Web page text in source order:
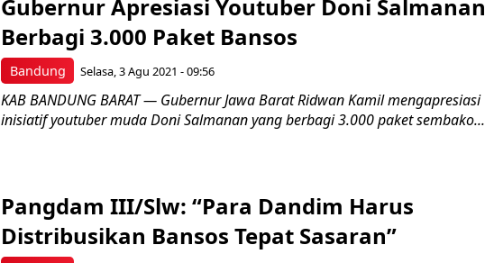
Bandung
Gubernur Apresiasi Youtuber Doni Salmanan
Berbagi 3.000 Paket Bansos
Selasa, 3 Agu 2021 - 09:56
KAB BANDUNG BARAT — Gubernur Jawa Barat Ridwan Kamil mengapresiasi
inisiatif youtuber muda Doni Salmanan yang berbagi 3.000 paket sembako...
Pangdam III/Slw: “Para Dandim Harus
Distribusikan Bansos Tepat Sasaran”